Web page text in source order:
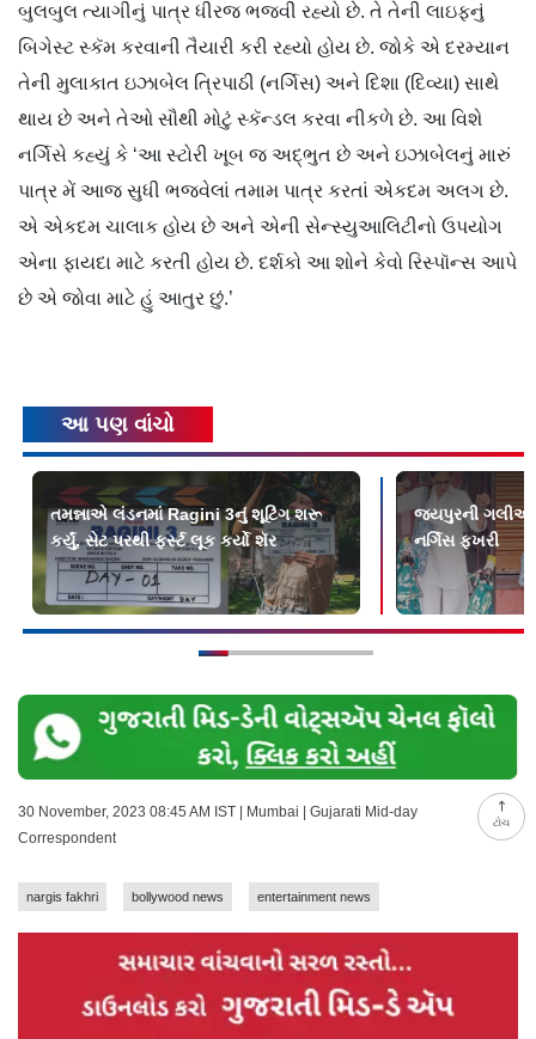
ટોચ
બુલબુલ ત્યાગીનું પાત્ર ધીરજ ભજવી રહ્યો છે. તે તેની લાઇફનું
બિગેસ્ટ સ્કૅમ કરવાની તૈયારી કરી રહ્યો હોય છે. જોકે એ દરમ્યાન
તેની મુલાકાત ઇઝાબેલ ત્રિપાઠી (નર્ગિસ) અને દિશા (દિવ્યા) સાથે
થાય છે અને તેઓ સૌથી મોટું સ્કૅન્ડલ કરવા નીકળે છે. આ વિશે
નર્ગિસે કહ્યું કે ‘આ સ્ટોરી ખૂબ જ અદ્ભુત છે અને ઇઝાબેલનું મારું
પાત્ર મેં આજ સુધી ભજવેલાં તમામ પાત્ર કરતાં એકદમ અલગ છે.
એ એકદમ ચાલાક હોય છે અને એની સેન્સ્યુઆલિટીનો ઉપયોગ
એના ફાયદા માટે કરતી હોય છે. દર્શકો આ શોને કેવો રિસ્પૉન્સ આપે
છે એ જોવા માટે હું આતુર છું.’
આ પણ વાંચો
તમન્નાએ લંડનમાં Ragini 3નું શૂટિંગ શરૂ
કર્યું, સેટ પરથી ફર્સ્ટ લૂક કર્યો શૅર
જયપુરની
નર્ગિસ ફખરી
30 November, 2023 08:45 AM IST | Mumbai | Gujarati Mid-day
Correspondent
nargis fakhri bollywood news entertainment news